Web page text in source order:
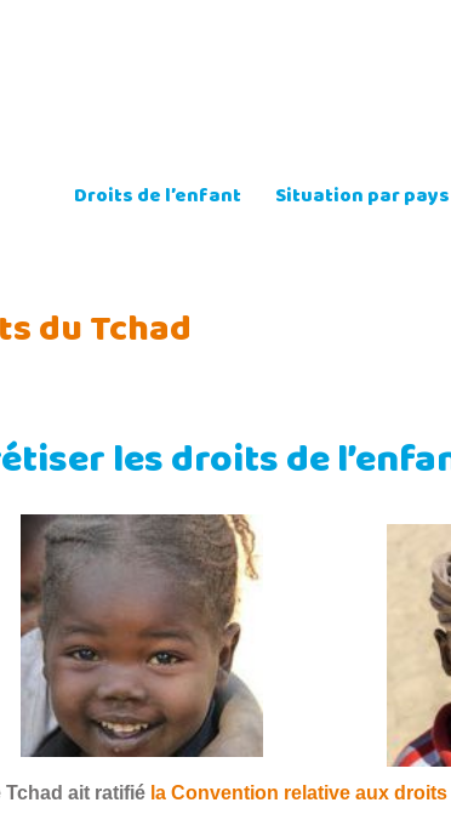
Droits de l’enfant Situation par pays
du Tchad
les droits de
Tchad ait ratifié la Convention relative aux droits